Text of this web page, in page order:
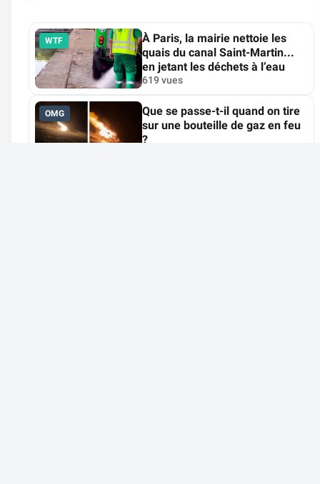
WTF
À Paris, la mairie nettoie les
quais du canal Saint-Martin...
en jetant les déchets à l’eau
619 vues
OMG
Que se passe-t-il quand on tire
sur une bouteille de gaz en feu
?